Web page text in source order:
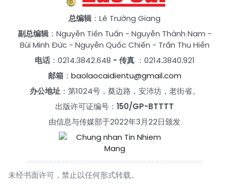
总编辑：Lê Trường Giang
副总编辑： Nguyễn Tiến Tuấn - Nguyễn Thành Nam -
Bùi Minh Đức- Nguyễn Quốc Chiến - Trần Thu Hiền
电话：0214.3842.648 - 传真 ：0214.3840.921
邮箱： baolaocaidientu@gmail.com
办公地址：第1024号，奠边路，安沛坊，老街省。
出版许可证编号： 150/GP-BTTTT
由信息与传媒部于2022年3月22日颁发
未经书面许可，禁止以任何形式转载。